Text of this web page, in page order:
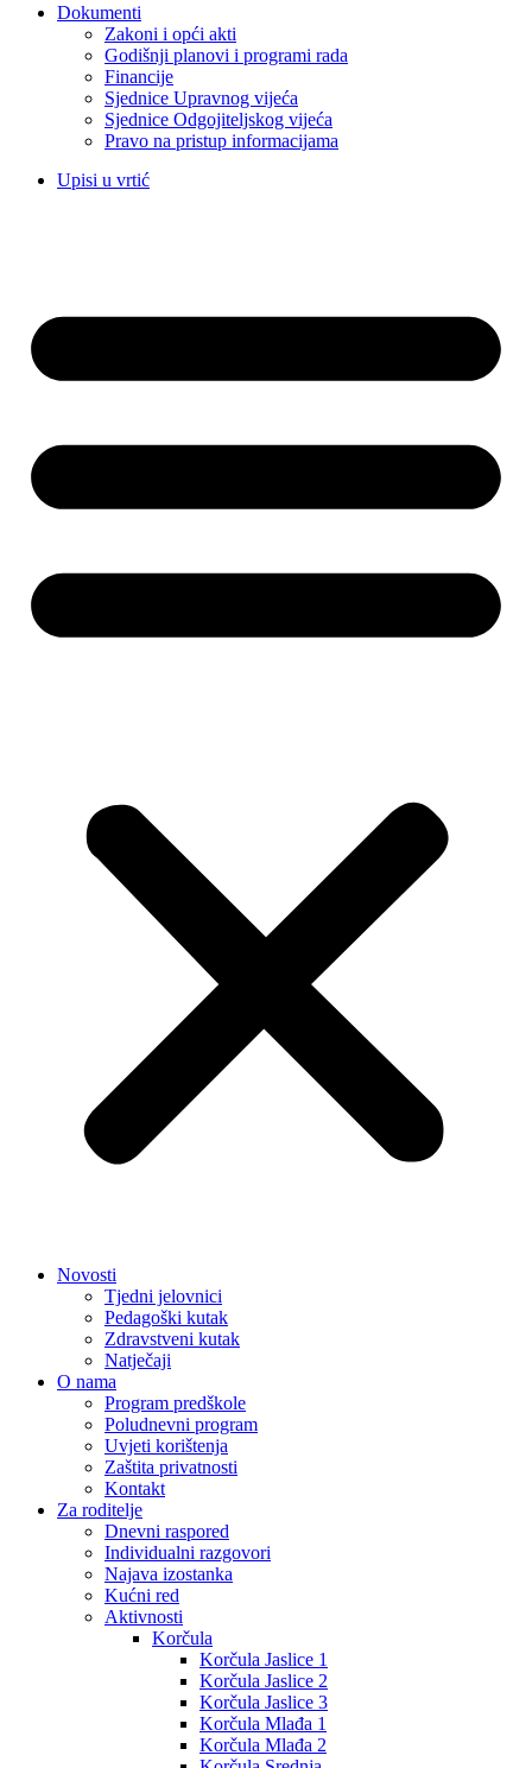
Dokumenti
Zakoni i opći akti
Godišnji planovi i programi rada
Financije
Sjednice Upravnog vijeća
Sjednice Odgojiteljskog vijeća
Pravo na pristup informacijama
Upisi u vrtić
Novosti
Tjedni jelovnici
Pedagoški kutak
Zdravstveni kutak
Natječaji
O nama
Program predškole
Poludnevni program
Uvjeti korištenja
Zaštita privatnosti
Kontakt
Za roditelje
Dnevni raspored
Individualni razgovori
Najava izostanka
Kućni red
Aktivnosti
Korčula
Korčula Jaslice 1
Korčula Jaslice 2
Korčula Jaslice 3
Korčula Mlađa 1
Korčula Mlađa 2